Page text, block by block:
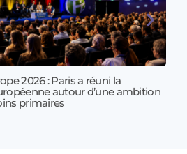
2026 : Paris a réuni la
autour d’une ambition
primaires